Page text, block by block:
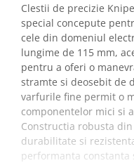
Clestii de precizie
special concepute
cele din domeniul
lungime de 115 mm,
pentru a oferi o
stramte si deosebit de
varfurile fine permit o
componentelor mici si
Constructia robusta
durabilitate si
performanta constanta